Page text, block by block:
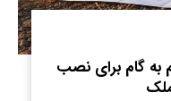
گام برای نصب